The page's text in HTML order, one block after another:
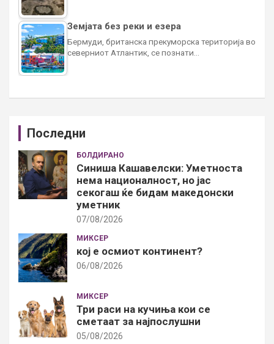
Земјата без реки и езера
Бермуди, британска прекуморска територија во
северниот Атлантик, се познати…
Последни
БОЛДИРАНО
Синиша Кашавелски: Уметноста
нема националност, но јас
секогаш ќе бидам македонски
уметник
07/08/2026
МИКСЕР
кој е осмиот континент?
06/08/2026
МИКСЕР
Три раси на кучиња кои се
сметаат за најпослушни
05/08/2026